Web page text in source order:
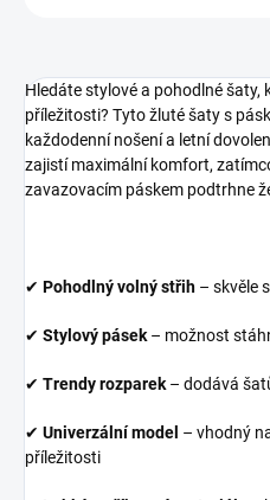
Hledáte stylové a pohodlné šaty,
příležitosti? Tyto žluté šaty s
každodenní nošení a letní
zajistí maximální komfort,
zavazovacím páskem podtrhne
✔ Pohodlný volný střih – skvěle
✔ Stylový pásek– možnost
✔ Trendy rozparek– dodává
✔ Univerzální model – vhodný
příležitosti